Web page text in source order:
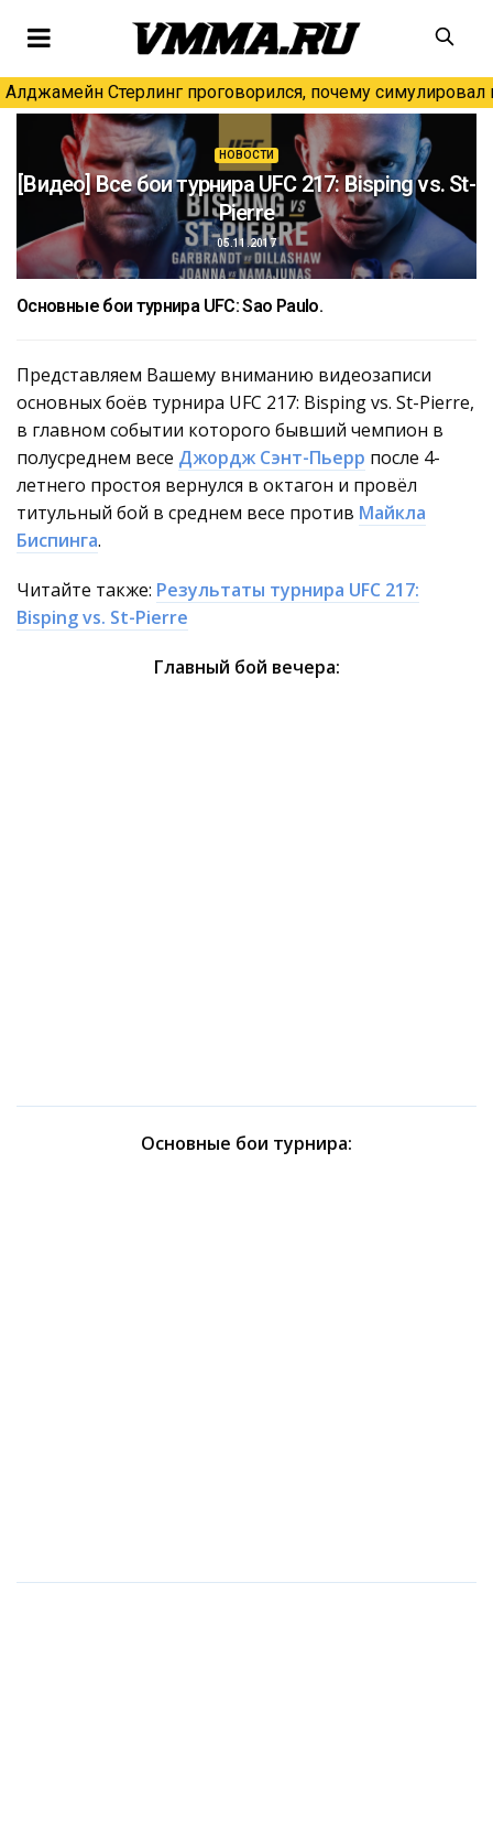
Алджамейн Стерлинг проговорился, почему симулировал
НОВОСТИ
[Видео] Все бои турнира UFC 217: Bisping vs. St-
Pierre
05.11.2017
Основные бои турнира UFC: Sao Paulo.
Представляем Вашему вниманию видеозаписи
основных боёв турнира UFC 217: Bisping vs. St-Pierre,
в главном событии которого бывший чемпион в
полусреднем весе Джордж Сэнт-Пьерр после 4-
летнего простоя вернулся в октагон и провёл
титульный бой в среднем весе против Майкла
Биспинга.
Читайте также: Результаты турнира UFC 217:
Bisping vs. St-Pierre
Главный бой вечера:
Основные бои турнира: